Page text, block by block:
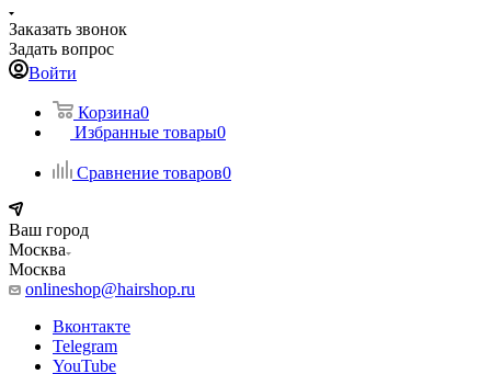
Заказать звонок
Задать вопрос
Войти
Корзина0
Избранные товары0
Сравнение товаров0
Ваш город
Москва
Москва
onlineshop@hairshop.ru
Вконтакте
Telegram
YouTube